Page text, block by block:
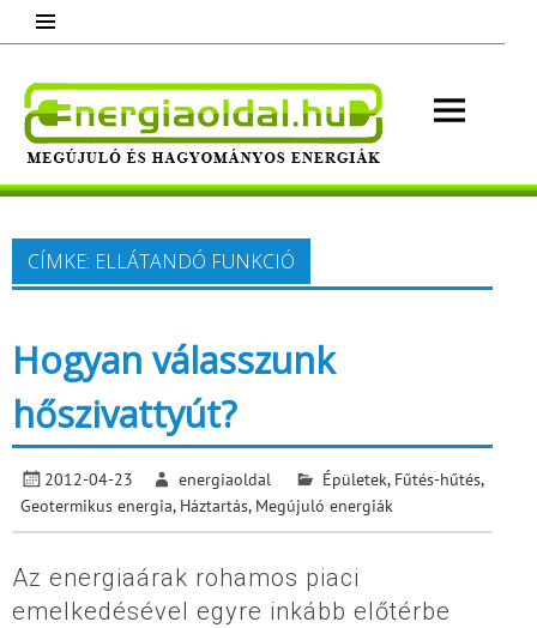
content
Megújuló és hagyományos energiák.
Minden, ami energia!
CÍMKE: ELLÁTANDÓ FUNKCIÓ
Hogyan válasszunk
hőszivattyút?
2012-04-23 energiaoldal Épületek, Fűtés-hűtés,
Geotermikus energia, Háztartás, Megújuló energiák
Az energiaárak rohamos piaci
emelkedésével egyre inkább előtérbe